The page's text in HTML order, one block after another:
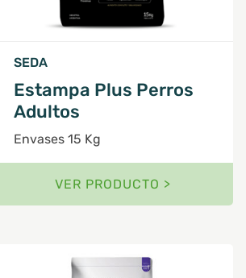
SEDA
Estampa Plus Perros
Adultos
Envases 15 Kg
VER PRODUCTO >